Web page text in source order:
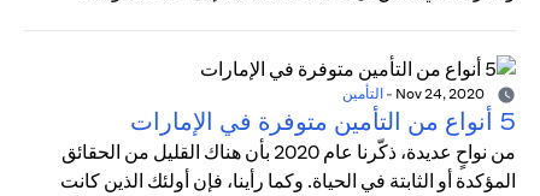
- التأمين
5 أنواع من التأمين متوفرة في الإمارات
من نواحٍ عديدة، ذكّرنا عام 2020 بأن هناك القليل من الحقائق
المؤكدة أو الثابتة في الحياة. وكما رأينا، فإن أولئك الذين كانت